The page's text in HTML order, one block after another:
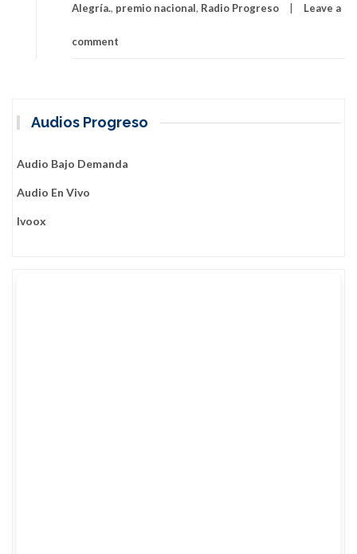
Alegría., premio nacional, Radio Progreso Leave a
comment
Audios Progreso
Audio Bajo Demanda
Audio En Vivo
Ivoox